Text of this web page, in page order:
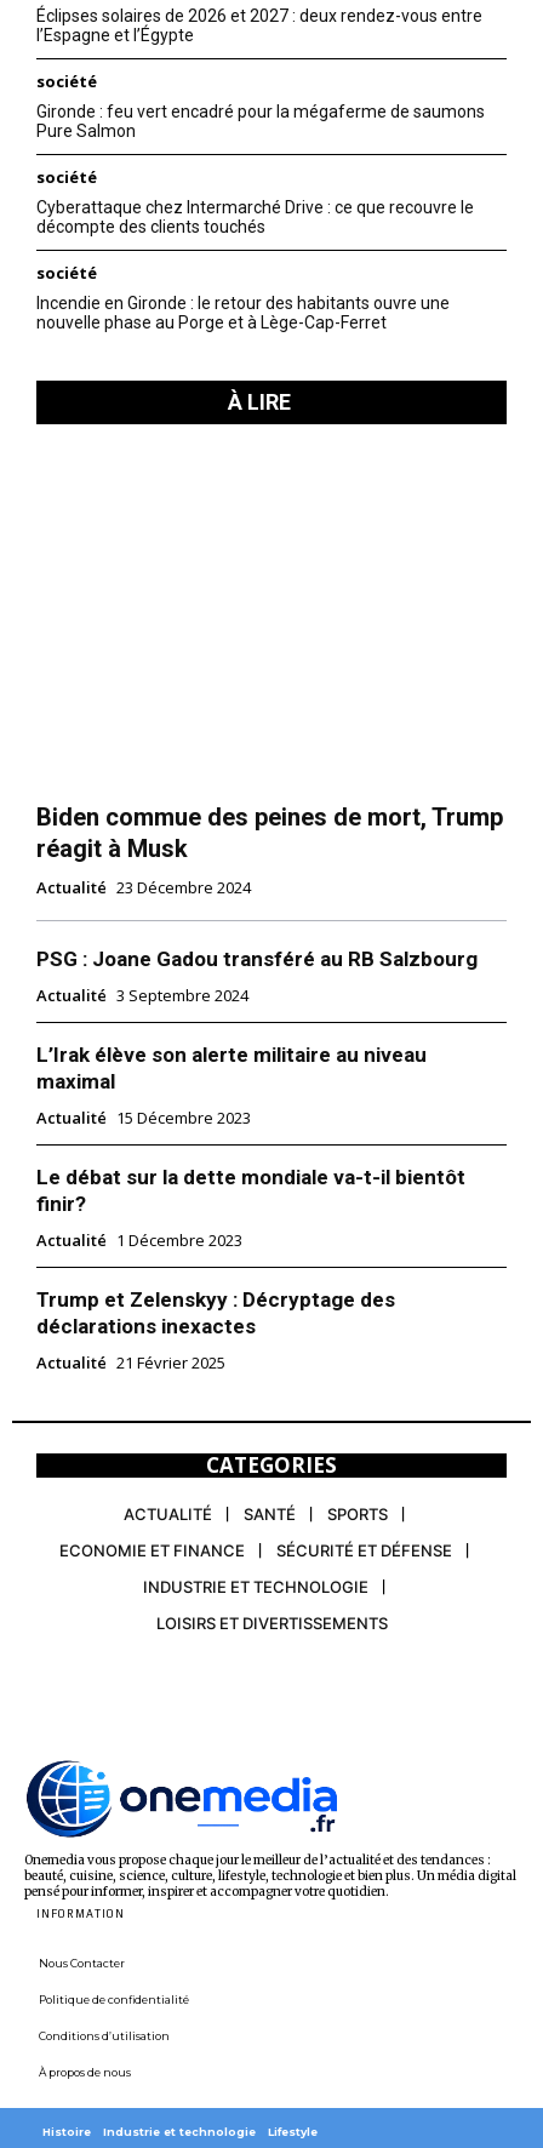
Éclipses solaires de 2026 et 2027 : deux rendez-vous entre
l’Espagne et l’Égypte
société
Gironde : feu vert encadré pour la mégaferme de saumons
Pure Salmon
société
Cyberattaque chez Intermarché Drive : ce que recouvre le
décompte des clients touchés
société
Incendie en Gironde : le retour des habitants ouvre une
nouvelle phase au Porge et à Lège-Cap-Ferret
À LIRE
Biden commue des peines de mort, Trump
réagit à Musk
Actualité 23 Décembre 2024
PSG : Joane Gadou transféré au RB Salzbourg
Actualité 3 Septembre 2024
L’Irak élève son alerte militaire au niveau
maximal
Actualité 15 Décembre 2023
Le débat sur la dette mondiale va-t-il bientôt
finir?
Actualité 1 Décembre 2023
Trump et Zelenskyy : Décryptage des
déclarations inexactes
Actualité 21 Février 2025
CATEGORIES
ACTUALITÉ SANTÉ
SPORTS
ECONOMIE ET FINANCE
SÉCURITÉ ET DÉFENSE
INDUSTRIE ET TECHNOLOGIE
LOISIRS ET DIVERTISSEMENTS
Onemedia vous propose chaque jour le meilleur de l’actualité et des tendances :
beauté, cuisine, science, culture, lifestyle, technologie et bien plus. Un média digital
pensé pour informer, inspirer et accompagner votre quotidien.
INFORMATION
Nous Contacter
Politique de confidentialité
Conditions d’utilisation
À propos de nous
Histoire Industrie et technologie Lifestyle